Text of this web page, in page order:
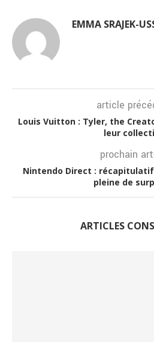
EMMA SRAJEK-
article
Louis Vuitton : Tyler, the
leur
prochain
Nintendo Direct :
pleine de
ARTICLES